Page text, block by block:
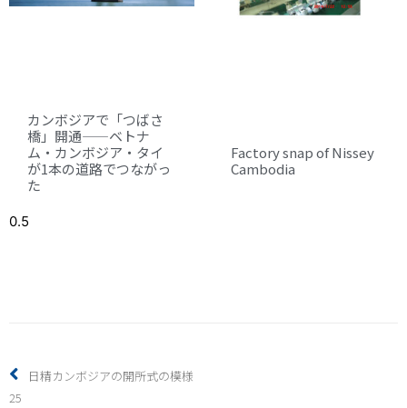
カンボジアで「つばさ
橋」開通——ベトナ
ム・カンボジア・タイ
が1本の道路でつながっ
た
Factory snap of Nissey
Cambodia
日精カンボジアの開所式の模様
25